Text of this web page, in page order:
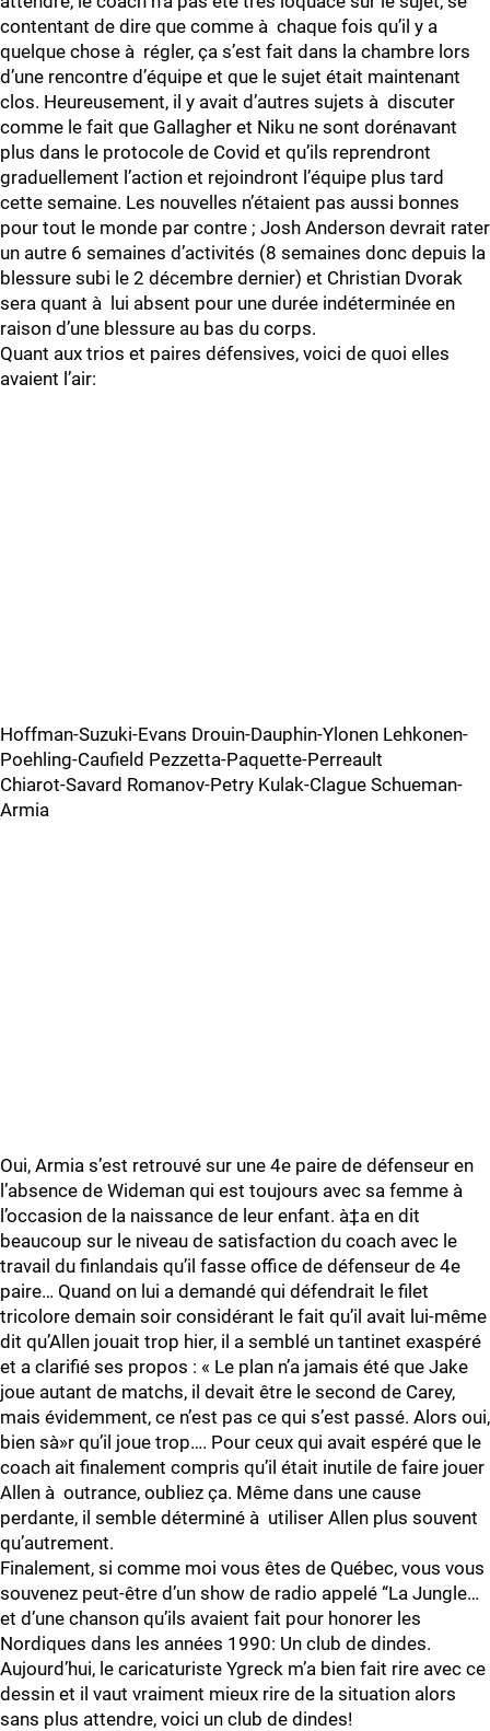
contentant de dire que comme à chaque fois qu’il y a
quelque chose à régler, ça s’est fait dans la chambre lors
d’une rencontre d’équipe et que le sujet était maintenant
clos. Heureusement, il y avait d’autres sujets à discuter
comme le fait que Gallagher et Niku ne sont dorénavant
plus dans le protocole de Covid et qu’ils reprendront
graduellement l’action et rejoindront l’équipe plus tard
cette semaine. Les nouvelles n’étaient pas aussi bonnes
pour tout le monde par contre ; Josh Anderson devrait rater
un autre 6 semaines d’activités (8 semaines donc depuis la
blessure subi le 2 décembre dernier) et Christian Dvorak
sera quant à lui absent pour une durée indéterminée en
raison d’une blessure au bas du corps.
Quant aux trios et paires défensives, voici de quoi elles
avaient l’air:
Hoffman-Suzuki-Evans Drouin-Dauphin-Ylonen Lehkonen-
Poehling-Caufield Pezzetta-Paquette-Perreault
Chiarot-Savard Romanov-Petry Kulak-Clague Schueman-
Armia
Oui, Armia s’est retrouvé sur une 4e paire de défenseur en
l’absence de Wideman qui est toujours avec sa femme à
l’occasion de la naissance de leur enfant. à‡a en dit
beaucoup sur le niveau de satisfaction du coach avec le
travail du finlandais qu’il fasse office de défenseur de 4e
paire… Quand on lui a demandé qui défendrait le filet
tricolore demain soir considérant le fait qu’il avait lui-même
dit qu’Allen jouait trop hier, il a semblé un tantinet exaspéré
et a clarifié ses propos : « Le plan n’a jamais été que Jake
joue autant de matchs, il devait être le second de Carey,
mais évidemment, ce n’est pas ce qui s’est passé. Alors oui,
bien sà»r qu’il joue trop…. Pour ceux qui avait espéré que le
coach ait finalement compris qu’il était inutile de faire jouer
Allen à outrance, oubliez ça. Même dans une cause
perdante, il semble déterminé à utiliser Allen plus souvent
qu’autrement.
Finalement, si comme moi vous êtes de Québec, vous vous
souvenez peut-être d’un show de radio appelé “La Jungle…
et d’une chanson qu’ils avaient fait pour honorer les
Nordiques dans les années 1990: Un club de dindes.
Aujourd’hui, le caricaturiste Ygreck m’a bien fait rire avec ce
dessin et il vaut vraiment mieux rire de la situation alors
sans plus attendre, voici un club de dindes!